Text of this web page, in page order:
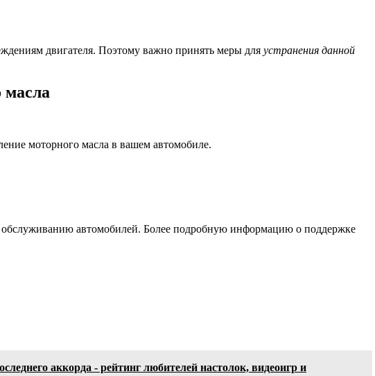
двигателя. Поэтому важно принять меры для устранения данной
масла
моторного масла в вашем автомобиле.
обслуживанию автомобилей. Более подробную информацию о поддержке
аккорда - рейтинг любителей настолок, видеоигр и